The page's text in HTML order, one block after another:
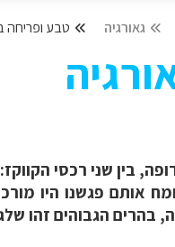
גאורגיה טבע ופריחה
בין שני רכסי
אותם פגשנו היו
בהרים הגבוהים זהו